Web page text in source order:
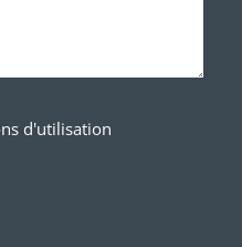
d'utilisation